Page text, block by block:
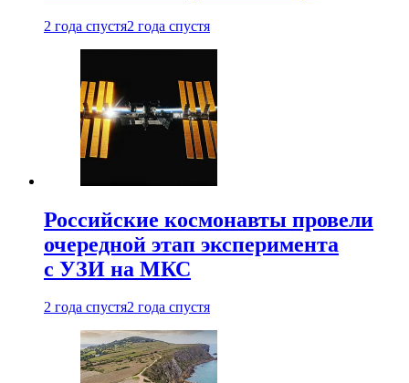
2 года спустя2 года спустя
Российские космонавты провели
очередной этап эксперимента
с УЗИ на МКС
2 года спустя2 года спустя